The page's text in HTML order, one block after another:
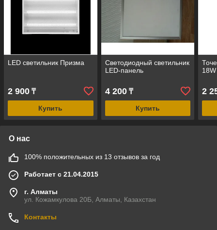
LED светильник Призма
2 900 ₸
Купить
Светодиодный светильник
LED-панель
4 200₸
Купить
18W
2
О нас
100% положительных из 13 отзывов за год
Работает с 21.04.2015
г. Алматы
ул. Кожамкулова 20Б, Алматы, Казахстан
Контакты